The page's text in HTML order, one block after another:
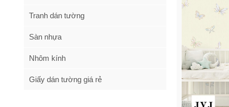
Tranh dán tường
Sàn nhựa
Nhôm kính
Giấy dán tường giá rẻ